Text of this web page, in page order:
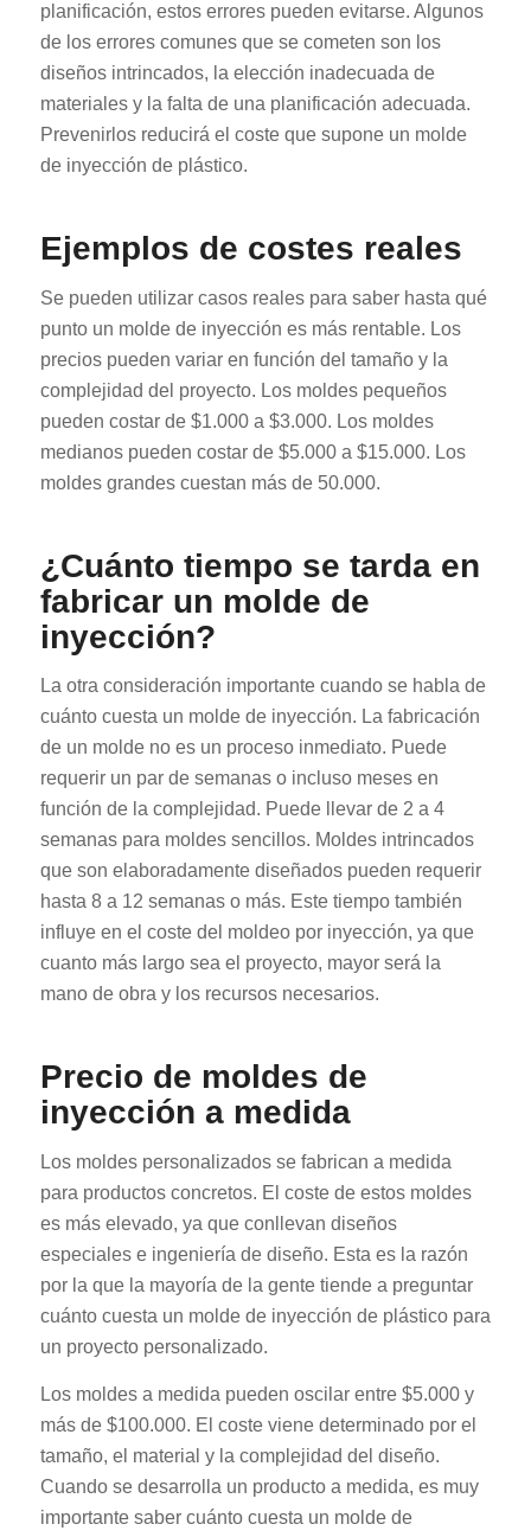
planificación, estos errores pueden evitarse. Algunos
de los errores comunes que se cometen son los
diseños intrincados, la elección inadecuada de
materiales y la falta de una planificación adecuada.
Prevenirlos reducirá el coste que supone un molde
de inyección de plástico.
Ejemplos de costes reales
Se pueden utilizar casos reales para saber hasta qué
punto un molde de inyección es más rentable. Los
precios pueden variar en función del tamaño y la
complejidad del proyecto. Los moldes pequeños
pueden costar de $1.000 a $3.000. Los moldes
medianos pueden costar de $5.000 a $15.000. Los
moldes grandes cuestan más de 50.000.
¿Cuánto tiempo se tarda en
fabricar un molde de
inyección?
La otra consideración importante cuando se habla de
cuánto cuesta un molde de inyección. La fabricación
de un molde no es un proceso inmediato. Puede
requerir un par de semanas o incluso meses en
función de la complejidad. Puede llevar de 2 a 4
semanas para moldes sencillos. Moldes intrincados
que son elaboradamente diseñados pueden requerir
hasta 8 a 12 semanas o más. Este tiempo también
influye en el coste del moldeo por inyección, ya que
cuanto más largo sea el proyecto, mayor será la
mano de obra y los recursos necesarios.
Precio de moldes de
inyección a medida
Los moldes personalizados se fabrican a medida
para productos concretos. El coste de estos moldes
es más elevado, ya que conllevan diseños
especiales e ingeniería de diseño. Esta es la razón
por la que la mayoría de la gente tiende a preguntar
cuánto cuesta un molde de inyección de plástico para
un proyecto personalizado.
Los moldes a medida pueden oscilar entre $5.000 y
más de $100.000. El coste viene determinado por el
tamaño, el material y la complejidad del diseño.
Cuando se desarrolla un producto a medida, es muy
importante saber cuánto cuesta un molde de